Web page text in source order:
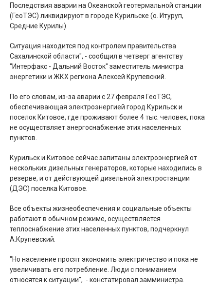
Последствия аварии на Океанской геотермальной станции
(ГеоТЭС) ликвидируют в городе Курильске (о. Итуруп,
Средние Курилы).
Ситуация находится под контролем правительства
Сахалинской области", - сообщил в четверг агентству
"Интерфакс­ - Дальний Восток" заместитель министра
энергетики и ЖКХ региона Алексей Крупевский.
По его словам, из-за аварии с 27 февраля ГеоТЭС,
обеспечивающая электроэнергией город Курильск и
поселок Китовое, где проживают более 4 тыс. человек, пока
не осуществляет энергоснабжение этих населенных
пунктов.
Курильск и Китовое сейчас запитаны электроэнергией от
нескольких дизельных генераторов, которые находились в
резерве, и от действующей дизельной электростанции
(ДЭС) поселка Китовое.
Все объекты жизнеобеспечения и социальные объекты
работают в обычном режиме, осуществляется
теплоснабжение этих населенных пунктов, подчеркнул
А.Крупевский.
"Но население просят экономить электричество и пока не
увеличивать его потребление. Люди с пониманием
относятся к ситуации", ­ - констатировал замминистра.